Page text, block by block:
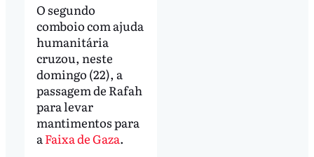
O segundo
comboio com ajuda
humanitária
cruzou, neste
domingo (22), a
passagem de Rafah
para levar
mantimentos para
aFaixa de Gaza.